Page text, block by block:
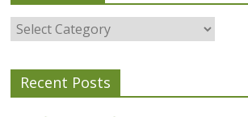
Categories
Recent Posts